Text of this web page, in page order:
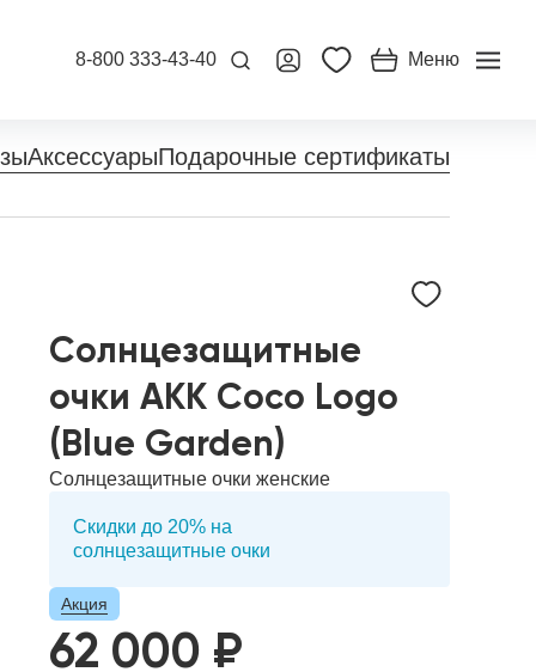
8-800 333-43-40 Меню
АксессуарыПодарочные сертификаты
Солнцезащитные
очки AKK Coco Logo
(Blue Garden)
Солнцезащитные очки женские
Скидки до 20% на
солнцезащитные очки
Акция
62 000 ₽